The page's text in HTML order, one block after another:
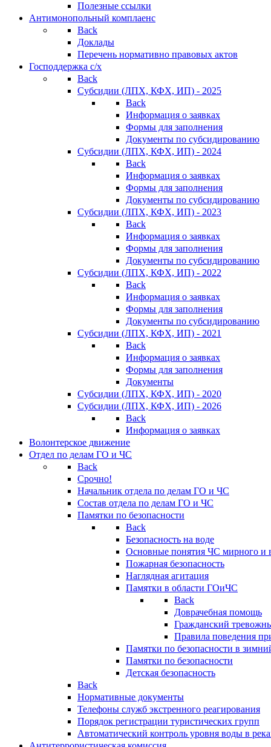
Полезные ссылки
Антимонопольный комплаенс
Back
Доклады
Перечень нормативно правовых актов
Господдержка с/х
Back
Субсидии (ЛПХ, КФХ, ИП) - 2025
Back
Информация о заявках
Формы для заполнения
Документы по субсидированию
Субсидии (ЛПХ, КФХ, ИП) - 2024
Back
Информация о заявках
Формы для заполнения
Документы по субсидированию
Субсидии (ЛПХ, КФХ, ИП) - 2023
Back
Информация о заявках
Формы для заполнения
Документы по субсидированию
Субсидии (ЛПХ, КФХ, ИП) - 2022
Back
Информация о заявках
Формы для заполнения
Документы по субсидированию
Субсидии (ЛПХ, КФХ, ИП) - 2021
Back
Информация о заявках
Формы для заполнения
Документы
Субсидии (ЛПХ, КФХ, ИП) - 2020
Субсидии (ЛПХ, КФХ, ИП) - 2026
Back
Информация о заявках
Волонтерское движение
Отдел по делам ГО и ЧС
Back
Срочно!
Начальник отдела по делам ГО и ЧС
Состав отдела по делам ГО и ЧС
Памятки по безопасности
Back
Безопасность на воде
Основные понятия ЧС мирного и
Пожарная безопасность
Наглядная агитация
Памятки в области ГОиЧС
Back
Доврачебная помощь
Гражданский
Правила поведения
Памятки по безопасности в
Памятки по безопасности
Детская безопасность
Back
Нормативные документы
Телефоны служб экстренного реагирования
Порядок регистрации туристических групп
Автоматический контроль уровня воды в